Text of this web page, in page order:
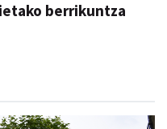
berrikuntza